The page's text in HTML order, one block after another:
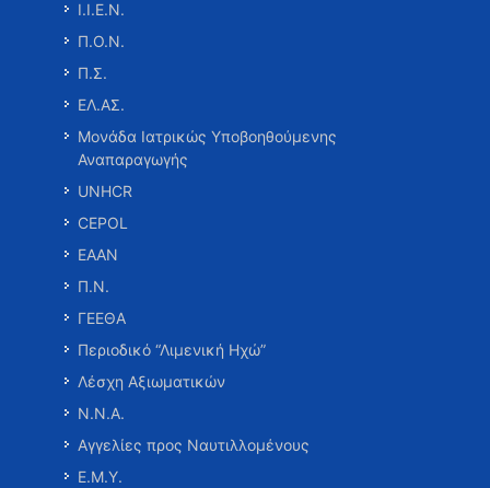
Ι.Ι.Ε.Ν.
Π.Ο.Ν.
Π.Σ.
ΕΛ.ΑΣ.
Μονάδα Ιατρικώς Υποβοηθούμενης
Αναπαραγωγής
UNHCR
CEPOL
ΕΑΑΝ
Π.Ν.
ΓΕΕΘΑ
Περιοδικό “Λιμενική Ηχώ”
Λέσχη Αξιωματικών
Ν.Ν.Α.
Αγγελίες προς Ναυτιλλομένους
Ε.Μ.Υ.